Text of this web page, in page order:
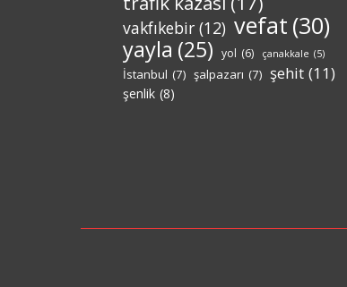
vakfıkebir (12) vefat (30)
yayla (25) yol (6) çanakkale (5)
İstanbul (7) şalpazarı (7) şehit (11)
şenlik (8)